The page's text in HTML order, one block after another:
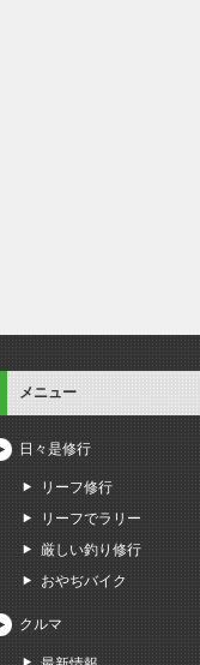
メニュー
日々是修行
リーフ修行
リーフでラリー
厳しい釣り修行
おやぢバイク
クルマ